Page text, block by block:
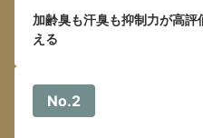
加齢臭も汗臭も抑制力が高
える
No.2